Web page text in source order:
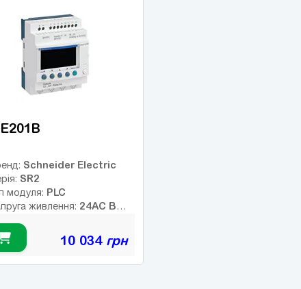
порт:
дискретних виходів:
високочастотних
Schneider Electric
SR2
модуля: PLC
живлення: 24AC В
Немає
10 034грн